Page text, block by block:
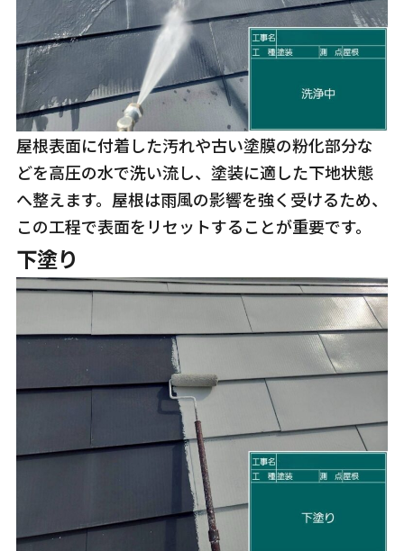
屋根表面に付着した汚れや古い塗膜の粉化部分な
どを高圧の水で洗い流し、塗装に適した下地状態
へ整えます。屋根は雨風の影響を強く受けるため、
この工程で表面をリセットすることが重要です。
下塗り